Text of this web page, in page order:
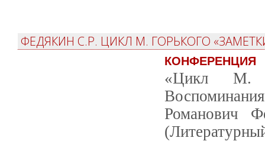
ФЕДЯКИН С.Р. ЦИКЛ М. ГОРЬКОГО
КОНФЕРЕНЦИЯ
«Цикл М.
Романович